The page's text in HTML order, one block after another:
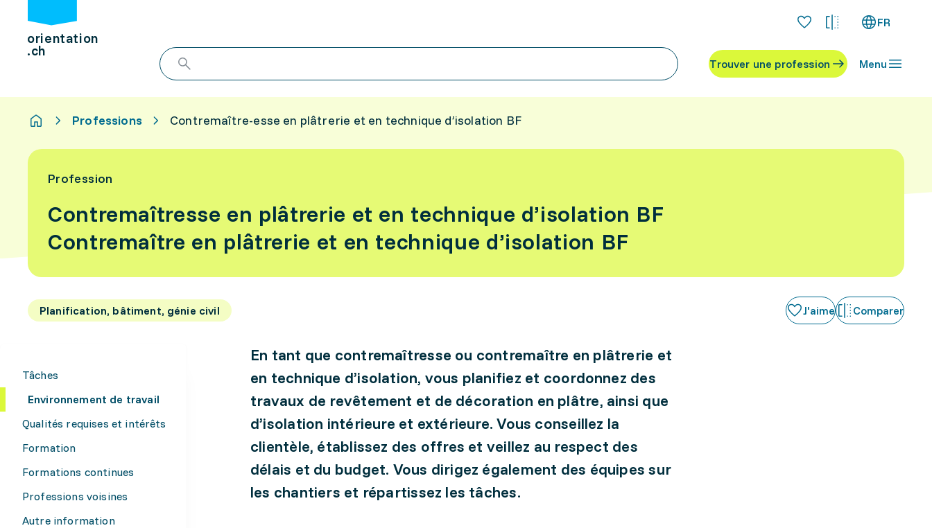
orientation
.ch
FR
Trouver une profession Menu
Professions Contremaître-esse en plâtrerie et en technique d’isolation BF
Profession
Contremaîtresse en plâtrerie et en technique d’isolation BF
Contremaître en plâtrerie et en technique d’isolation BF
Planification, bâtiment, génie civil J'aime Comparer
Tâches
Environnement de travail
Qualités requises et intérêts
Formation
Formations continues
Professions voisines
Autre information
En tant que contremaîtresse ou contremaître en plâtrerie et
en technique d’isolation, vous planifiez et coordonnez des
travaux de revêtement et de décoration en plâtre, ainsi que
d’isolation intérieure et extérieure. Vous conseillez la
clientèle, établissez des offres et veillez au respect des
délais et du budget. Vous dirigez également des équipes sur
les chantiers et répartissez les tâches.